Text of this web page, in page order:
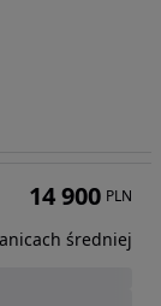
14 900 PLN
średniej